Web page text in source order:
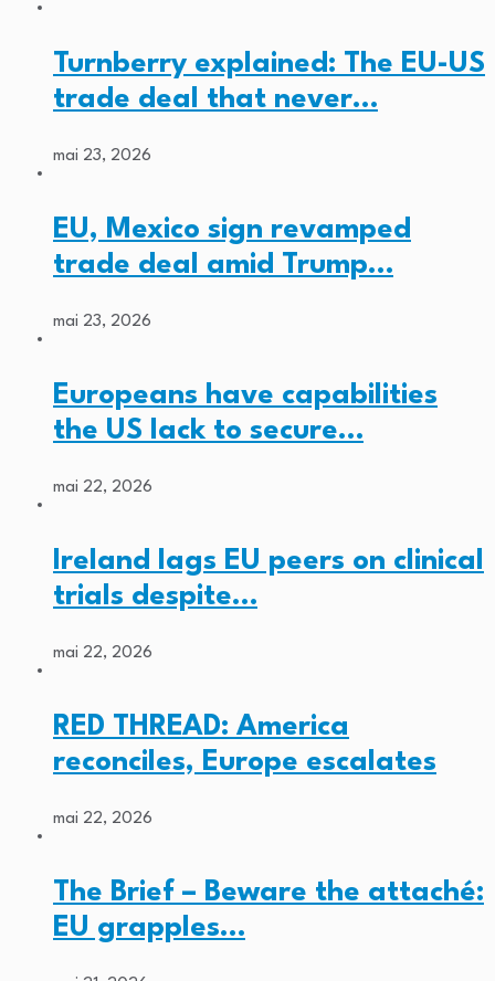
Turnberry explained: The EU-US
trade deal that never…
mai 23, 2026
EU, Mexico sign revamped
trade deal amid Trump…
mai 23, 2026
Europeans have capabilities
the US lack to secure…
mai 22, 2026
Ireland lags EU peers on clinical
trials despite…
mai 22, 2026
RED THREAD: America
reconciles, Europe escalates
mai 22, 2026
The Brief – Beware the attaché:
EU grapples…